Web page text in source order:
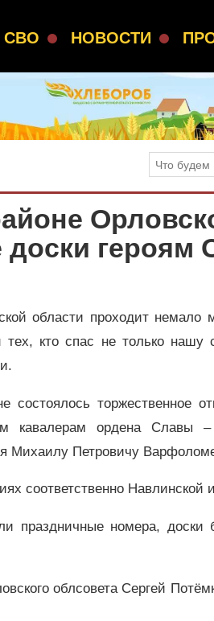
СВО НОВОСТИ
героям
области проходит немало
кто спас не только
торжественное
кавалерам ордена Славы –
Михаилу Петровичу
соответственно
праздничные номера, доски
облсовета Сергей